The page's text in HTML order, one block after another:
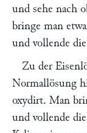
und sehe nach
bringe man
und vollende
Zu der
Normallösung
oxydirt. Man
und vollende